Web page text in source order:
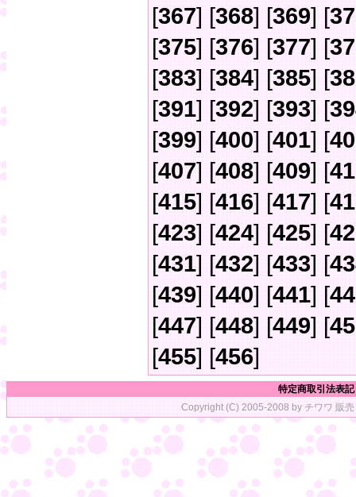
[367] [368] [369] [
[375] [376] [377] [
[383] [384] [385] [
[391] [392] [393] [
[399] [400] [401] [
[407] [408] [409] [
[415] [416] [417] [
[423] [424] [425] [
[431] [432] [433] [
[439] [440] [441] [
[447] [448] [449] [
[455] [456]
特定商取引法表記
Copyright (C) 2005-2008 by チワワ 販